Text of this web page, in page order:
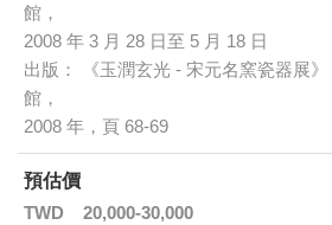
館，
2008 年 3 月 28 日至 5 月 18 日
出版： 《玉潤玄光 - 宋元名窯瓷器展
館，
2008 年，頁 68-69
預估價
TWD
20,000-30,000